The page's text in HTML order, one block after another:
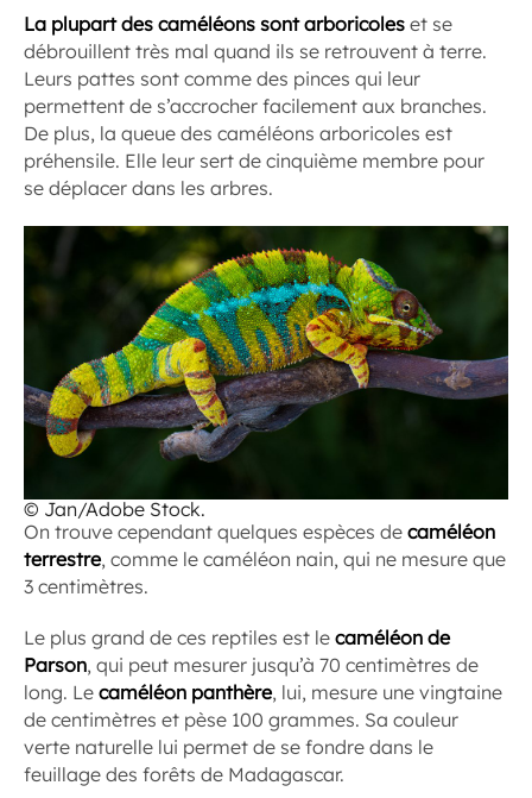
La plupart des caméléons sont arboricoles et se
débrouillent très mal quand ils se retrouvent à terre.
Leurs pattes sont comme des pinces qui leur
permettent de s’accrocher facilement aux branches.
De plus, la queue des caméléons arboricoles est
préhensile. Elle leur sert de cinquième membre pour
se déplacer dans les arbres.
© Jan/Adobe Stock.
On trouve cependant quelques espèces de caméléon
terrestre, comme le caméléon nain, qui ne mesure que
3 centimètres.
Le plus grand de ces reptiles est le caméléon de
Parson, qui peut mesurer jusqu’à 70 centimètres de
long. Le caméléon panthère, lui, mesure une vingtaine
de centimètres et pèse 100 grammes. Sa couleur
verte naturelle lui permet de se fondre dans le
feuillage des forêts de Madagascar.